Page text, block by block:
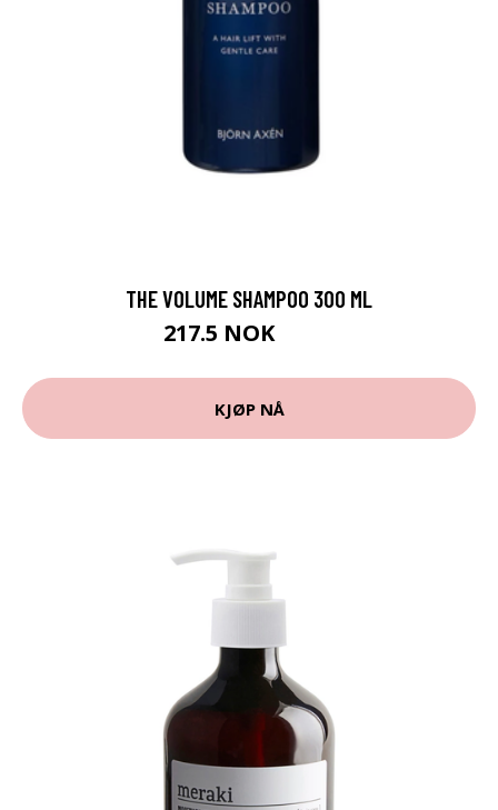
THE VOLUME SHAMPOO 300 ML
217.5 NOK
KJØP NÅ